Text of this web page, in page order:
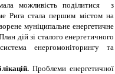
можливість поділитися з
Рига стала першим містом на
муніципальне енергетичне
дій зі сталого енергетичного
енергомоніторингу та
Проблеми енергетичної